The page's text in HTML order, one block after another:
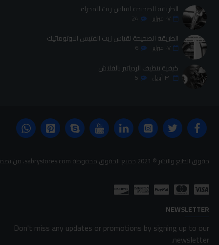
الطريقة الصحيحة لقياس زيت المحرك
٠٧ فبراير 24
الطريقة الصحيحة لقياس زيت الفتيس الاوتوماتيك
٠٧ فبراير 6
كيفية تنظيف الردياتير بالفلاش
٣٠ أبريل 5
حقوق الطبع والنشر © 2021 جميع الحقوق محفوظة sabrystores.com. من تصميم-
NEWSLETTER
Don't miss any updates or promotions by signing up to our
newsletter.